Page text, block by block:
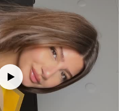
Okaliptus ve rafya, ilişkinizin
sağlayan bu çiçek,
Lila renginin sakinleştirici
katmaktadır.
sağlayan okaliptus,
ortamın enerjisini yükseltir.
lavanta, aranjmanın zarif
atmosferi yaratır.